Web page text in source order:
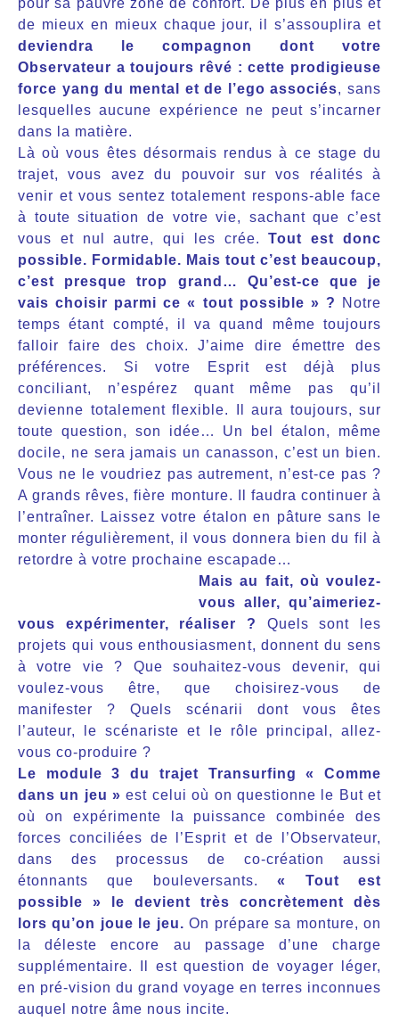
de mieux en mieux chaque jour, il s’assouplira et
deviendra le compagnon dont votre
Observateur a toujours rêvé : cette prodigieuse
force yang du mental et de l’ego associés, sans
lesquelles aucune expérience ne peut s’incarner
dans la matière.
Là où vous êtes désormais rendus à ce stage du
trajet, vous avez du pouvoir sur vos réalités à
venir et vous sentez totalement respons-able face
à toute situation de votre vie, sachant que c’est
vous et nul autre, qui les crée.Tout est donc
possible. Formidable. Mais tout c’est beaucoup,
c’est presque trop grand… Qu’est-ce que je
vais choisir parmi ce « tout possible » ?
Notre
temps étant compté, il va quand même toujours
falloir faire des choix. J’aime dire émettre des
préférences. Si votre Esprit est déjà plus
conciliant, n’espérez quant même pas qu’il
devienne totalement flexible. Il aura toujours, sur
toute question, son idée… Un bel étalon, même
docile, ne sera jamais un canasson, c’est un bien.
Vous ne le voudriez pas autrement, n’est-ce pas ?
A grands rêves, fière monture. Il faudra continuer à
l’entraîner. Laissez votre étalon en pâture sans le
monter régulièrement, il vous donnera bien du fil à
retordre à votre prochaine escapade…
Mais au fait, où voulez-
vous aller, qu’aimeriez-
vous expérimenter, réaliser ?
Quels sont les
projets qui vous enthousiasment, donnent du sens
à votre vie ? Que souhaitez-vous devenir, qui
voulez-vous être, que choisirez-vous de
manifester ? Quels scénarii dont vous êtes
l’auteur, le scénariste et le rôle principal, allez-
vous co-produire ?
Le module 3 du trajet Transurfing « Comme
dans un jeu » est celui où on questionne le But et
où on expérimente la puissance combinée des
forces conciliées de l’Esprit et de l’Observateur,
dans des processus de co-création aussi
étonnants que bouleversants.« Tout est
possible » le devient très concrètement dès
lors qu’on joue le jeu. On prépare sa monture, on
la déleste encore au passage d’une charge
supplémentaire. Il est question de voyager léger,
en pré-vision du grand voyage en terres inconnues
auquel notre âme nous incite.